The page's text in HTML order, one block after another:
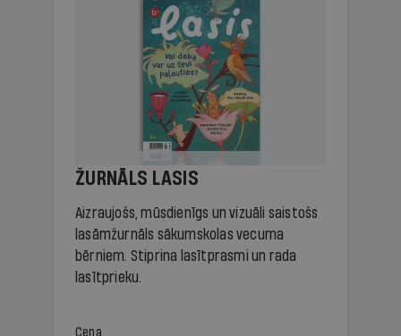
ŽURNĀLS LASIS
Aizraujošs, mūsdienīgs un vizuāli saistošs
lasāmžurnāls sākumskolas vecuma
bērniem. Stiprina lasītprasmi un rada
lasītprieku.
Cena